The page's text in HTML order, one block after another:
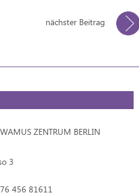
nächster Beitrag
ZENTRUM BERLIN
3
456 81611